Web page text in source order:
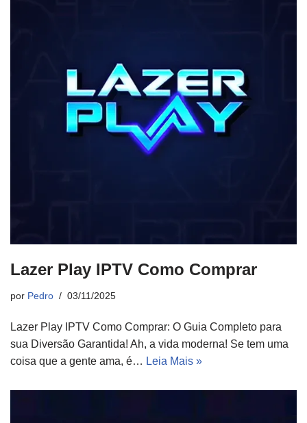
Lazer Play IPTV Como Comprar
por Pedro 03/11/2025
Lazer Play IPTV Como Comprar: O Guia Completo para
sua Diversão Garantida! Ah, a vida moderna! Se tem uma
coisa que a gente ama, é… Leia Mais »